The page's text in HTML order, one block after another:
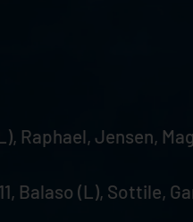
Raphael, Jensen,
Balaso (L), Sottile,